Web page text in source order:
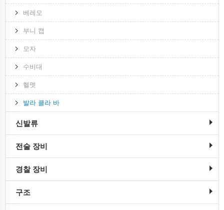
베레모
부니 캡
모자
수비대
헬멧
발라 클라 바
신발류
전술 장비
경찰 장비
구조